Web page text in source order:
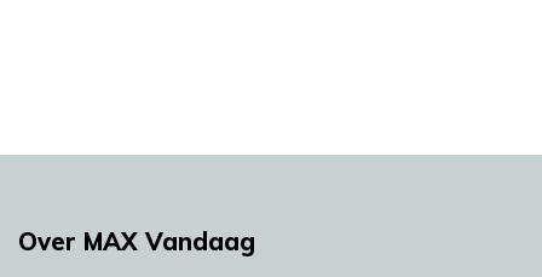
Over MAX Vandaag